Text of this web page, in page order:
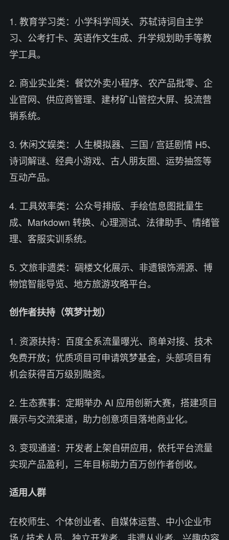
1. 教育学习类：小学科学闯关、苏轼诗词自主学
习、公考打卡、英语作文生成、升学规划助手等教
学工具。
2. 商业实业类：餐饮外卖小程序、农产品批零、企
业官网、供应商管理、建材矿山管控大屏、投流营
销系统。
3. 休闲文娱类：人生模拟器、三国 / 宫廷剧情 H5、
诗词解谜、经典小游戏、古人朋友圈、运势抽签等
互动产品。
4. 工具效率类：公众号排版、手绘信息图批量生
成、Markdown 转换、心理测试、法律助手、情绪管
理、客服实训系统。
5. 文旅非遗类：碉楼文化展示、非遗银饰溯源、博
物馆智能导览、地方旅游攻略平台。
创作者扶持（筑梦计划）
1. 资源扶持：百度全系流量曝光、商单对接、技术
免费开放；优质项目可申请筑梦基金，头部项目有
机会获得百万级别融资。
2. 生态赛事：定期举办 AI 应用创新大赛，搭建项目
展示与交流渠道，助力创意项目落地商业化。
3. 变现通道：开发者上架自研应用，依托平台流量
实现产品盈利，三年目标助力百万创作者创收。
适用人群
在校师生、个体创业者、自媒体运营、中小企业市